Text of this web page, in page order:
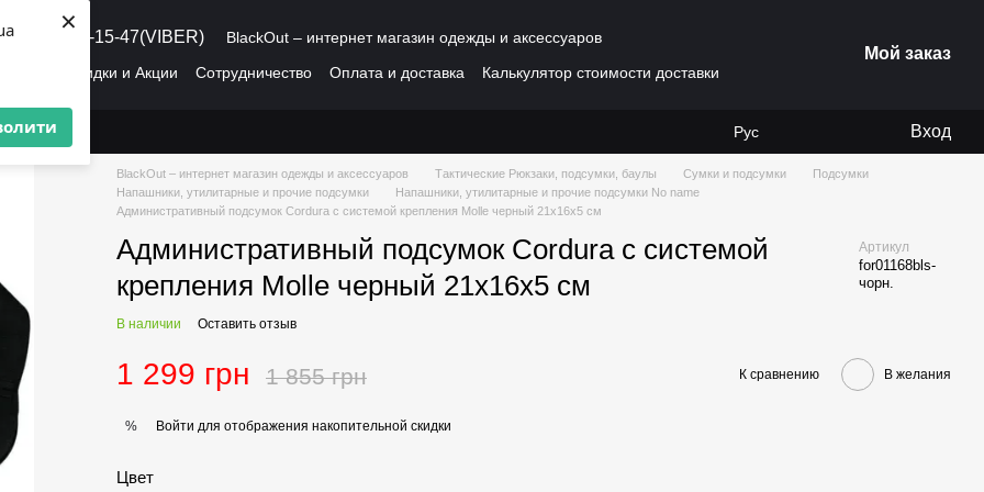
×
(095) 486-15-47(VIBER)
BlackOut – интернет магазин одежды и аксессуаров
Скидки и Акции Сотрудничество Оплата и доставка
Калькулятор стоимости доставки
Мой заказ
Рус Вход
BlackOut – интернет магазин одежды и аксессуаров Тактические Рюкзаки, подсумки, баулы Сумки и подсумки
Подсумки
Напашники, утилитарные и прочие подсумки
Напашники, утилитарные и прочие подсумки No name
Административный подсумок Cordura с системой крепления Molle черный 21х16х5 см
Административный подсумок Cordura с системой
крепления Molle черный 21х16х5 см
Артикул
for01168bls-
чорн.
В наличии Оставить отзыв
1 299 грн 1 855 грн К сравнению В желания
% Войти для отображения накопительной скидки
Цвет